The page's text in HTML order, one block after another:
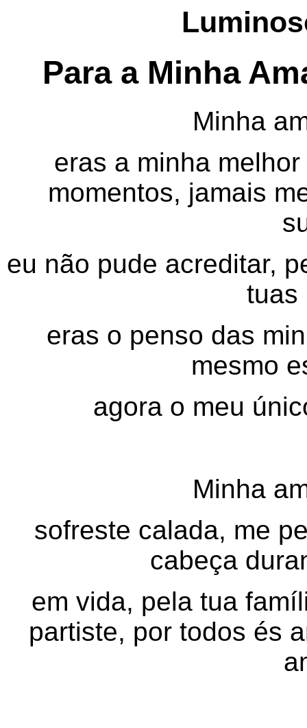
Para a Minha
Minha
eras a minha
momentos, jamais
eu não pude acreditar,
tuas
eras o penso das
mesmo
agora o meu
Minha
sofreste calada, me
cabeça
em vida, pela tua
partiste, por todos és